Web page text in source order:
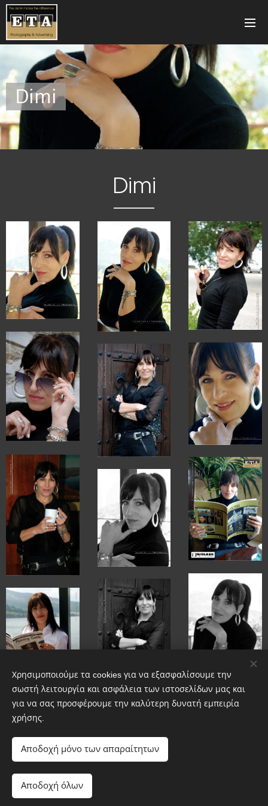
Dimi
Dimi
Υλοποιήθηκε από τη
Χρησιμοποιούμε τα cookies για να εξασφαλίσουμε την
σωστή λειτουργία και ασφάλεια των ιστοσελίδων μας και
για να σας προσφέρουμε την καλύτερη δυνατή εμπειρία
χρήσης.
Αποδοχή μόνο των απαραίτητων
Αποδοχή όλων